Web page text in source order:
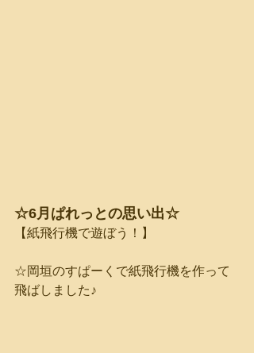
☆6月ぱれっとの思い出☆
【紙飛行機で遊ぼう！】
☆岡垣のすぱーくで紙飛行機を作って
飛ばしました♪